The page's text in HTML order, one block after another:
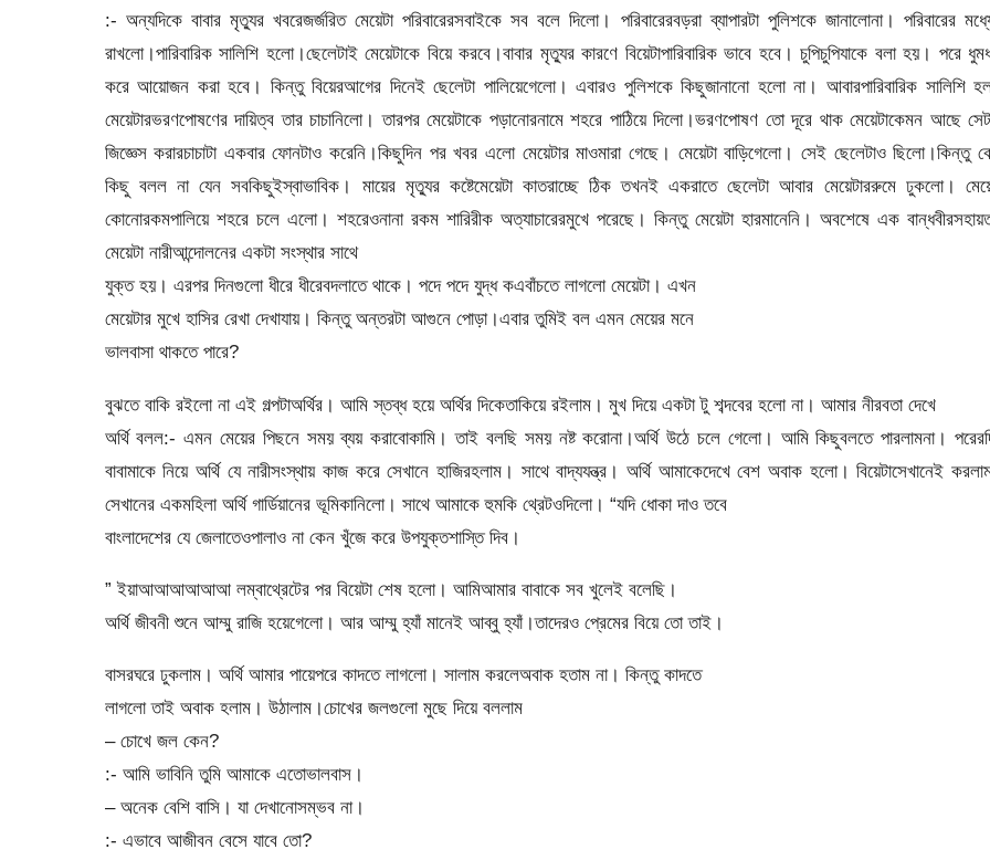
:- অন্যদিকে বাবার মৃত্যুর খবরেজর্জরিত মেয়েটা পরিবারেরসবাইকে সব বলে দিলো। পরিবারেরবড়রা ব্যাপারটা পুলিশকে জানালোনা। পরিবারের
রাখলো।পারিবারিক সালিশি হলো।ছেলেটাই মেয়েটাকে বিয়ে করবে।বাবার মৃত্যুর কারণে বিয়েটাপারিবারিক ভাবে হবে। চুপিচুপিযাকে বলা হয়। পরে
করে আয়োজন করা হবে। কিন্তু বিয়েরআগের দিনেই ছেলেটা পালিয়েগেলো। এবারও পুলিশকে কিছুজানানো হলো না। আবারপারিবারিক সালিশি
মেয়েটারভরণপোষণের দায়িত্ব তার চাচানিলো। তারপর মেয়েটাকে পড়ানোরনামে শহরে পাঠিয়ে দিলো।ভরণপোষণ তো দূরে থাক মেয়েটাকেমন আছে
জিজ্ঞেস করারচাচাটা একবার ফোনটাও করেনি।কিছুদিন পর খবর এলো মেয়েটার মাওমারা গেছে। মেয়েটা বাড়িগেলো। সেই ছেলেটাও ছিলো।কিন্তু
কিছু বলল না যেন সবকিছুইস্বাভাবিক। মায়ের মৃত্যুর কষ্টেমেয়েটা কাতরাচ্ছে ঠিক তখনই একরাতে ছেলেটা আবার মেয়েটাররুমে ঢুকলো।
কোনোরকমপালিয়ে শহরে চলে এলো। শহরেওনানা রকম শারিরীক অত্যাচারেরমুখে পরেছে। কিন্তু মেয়েটা হারমানেনি। অবশেষে এক
মেয়েটা নারীআন্দোলনের একটা সংস্থার সাথে
যুক্ত হয়। এরপর দিনগুলো ধীরে ধীরেবদলাতে থাকে। পদে পদে যুদ্ধ কএবাঁচতে লাগলো মেয়েটা। এখন
মেয়েটার মুখে হাসির রেখা দেখাযায়। কিন্তু অন্তরটা আগুনে পোড়া।এবার তুমিই বল এমন মেয়ের মনে
ভালবাসা থাকতে পারে?
বুঝতে বাকি রইলো না এই গল্পটাঅর্থির। আমি স্তব্ধ হয়ে অর্থির দিকেতাকিয়ে রইলাম। মুখ দিয়ে একটা টু শব্দবের হলো না। আমার নীরবতা দেখে
অর্থি বলল:- এমন মেয়ের পিছনে সময় ব্যয় করাবোকামি। তাই বলছি সময় নষ্ট করোনা।অর্থি উঠে চলে গেলো। আমি কিছুবলতে পারলামনা।
বাবামাকে নিয়ে অর্থি যে নারীসংস্থায় কাজ করে সেখানে হাজিরহলাম। সাথে বাদ্যযন্ত্র। অর্থি আমাকেদেখে বেশ অবাক হলো। বিয়েটাসেখানেই
সেখানের একমহিলা অর্থি গার্ডিয়ানের ভূমিকানিলো। সাথে আমাকে হুমকি থ্রেটওদিলো। “যদি ধোকা দাও তবে
বাংলাদেশের যে জেলাতেওপালাও না কেন খুঁজে করে উপযুক্তশাস্তি দিব।
” ইয়াআআআআআআ লম্বাথ্রেটের পর বিয়েটা শেষ হলো। আমিআমার বাবাকে সব খুলেই বলেছি।
অর্থি জীবনী শুনে আম্মু রাজি হয়েগেলো। আর আম্মু হ্যাঁ মানেই আব্বু হ্যাঁ।তাদেরও প্রেমের বিয়ে তো তাই।
বাসরঘরে ঢুকলাম। অর্থি আমার পায়েপরে কাদতে লাগলো। সালাম করলেঅবাক হতাম না। কিন্তু কাদতে
লাগলো তাই অবাক হলাম। উঠালাম।চোখের জলগুলো মুছে দিয়ে বললাম
– চোখে জল কেন?
:- আমি ভাবিনি তুমি আমাকে এতোভালবাস।
– অনেক বেশি বাসি। যা দেখানোসম্ভব না।
:- এভাবে আজীবন বেসে যাবে তো?